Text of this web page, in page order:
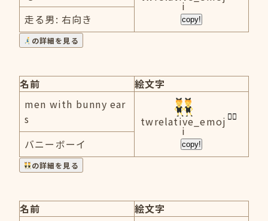
i
copy!
走る男: 右向き
の詳細を見る
名前
絵文字
men with bunny ear
s
twrelative_emoj
i
copy!
バニーボーイ
の詳細を見る
名前
絵文字